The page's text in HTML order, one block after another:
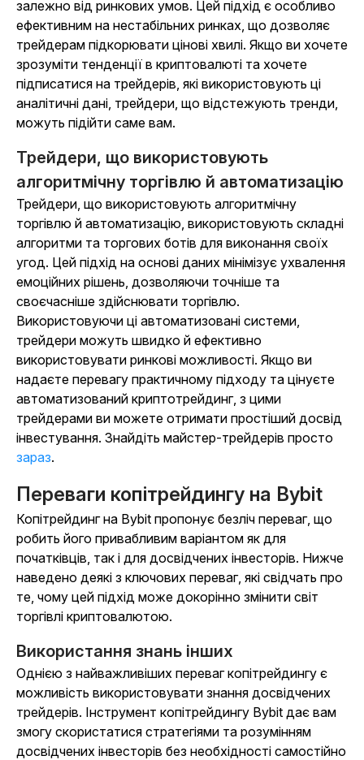
залежно від ринкових умов. Цей підхід є особливо
ефективним на нестабільних ринках, що дозволяє
трейдерам підкорювати цінові хвилі. Якщо ви хочете
зрозуміти тенденції в криптовалюті та хочете
підписатися на трейдерів, які використовують ці
аналітичні дані, трейдери, що відстежують тренди,
можуть підійти саме вам.
Трейдери, що використовують
алгоритмічну торгівлю й автоматизацію
Трейдери, що використовують алгоритмічну
торгівлю й автоматизацію, використовують складні
алгоритми та торгових ботів для виконання своїх
угод. Цей підхід на основі даних мінімізує ухвалення
емоційних рішень, дозволяючи точніше та
своєчасніше здійснювати торгівлю.
Використовуючи ці автоматизовані системи,
трейдери можуть швидко й ефективно
використовувати ринкові можливості. Якщо ви
надаєте перевагу практичному підходу та цінуєте
автоматизований криптотрейдинг, з цими
трейдерами ви можете отримати простіший досвід
інвестування. Знайдіть майстер-трейдерів просто
зараз.
Переваги копітрейдингу на Bybit
Копітрейдинг на Bybit пропонує безліч переваг, що
робить його привабливим варіантом як для
початківців, так і для досвідчених інвесторів. Нижче
наведено деякі з ключових переваг, які свідчать про
те, чому цей підхід може докорінно змінити світ
торгівлі криптовалютою.
Використання знань інших
Однією з найважливіших переваг копітрейдингу є
можливість використовувати знання досвідчених
трейдерів. Інструмент копітрейдингу Bybit дає вам
змогу скористатися стратегіями та розумінням
досвідчених інвесторів без необхідності самостійно